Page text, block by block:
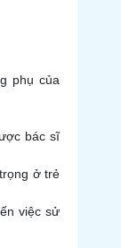
phụ của
bác sĩ
ở trẻ
việc sử